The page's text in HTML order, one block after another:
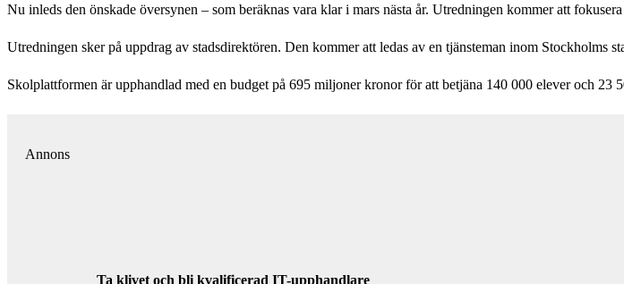
Nu inleds den önskade översynen – som beräknas vara klar i mars nästa år. Utredningen kommer att
Utredningen sker på uppdrag av stadsdirektören. Den kommer att ledas av en tjänsteman inom Stockholms
Skolplattformen är upphandlad med en budget på 695 miljoner kronor för att betjäna 140 000 elever och 23
Annons
Ta klivet och bli kvalificerad IT-upphandlare